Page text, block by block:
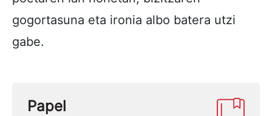
gogortasuna eta ironia albo batera utzi
gabe.
Papel